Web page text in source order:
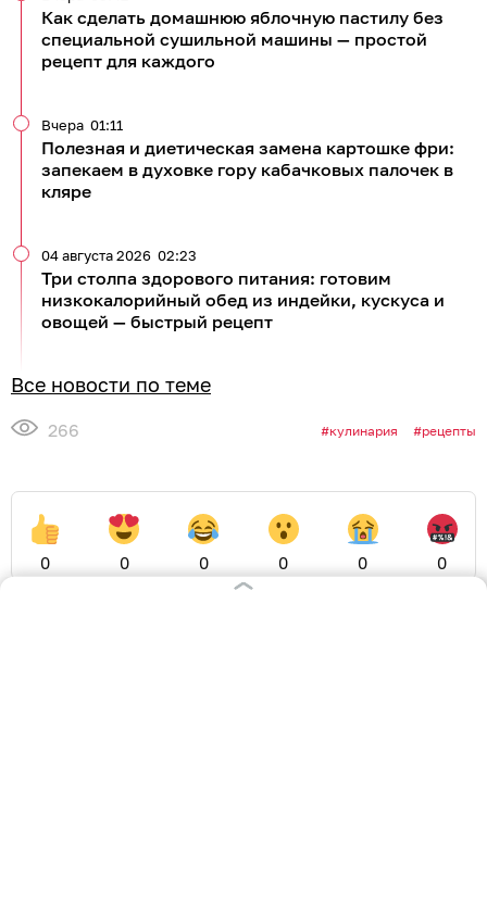
Как сделать домашнюю яблочную пастилу без
специальной сушильной машины — простой
рецепт для каждого
Полезная и диетическая замена картошке фри:
запекаем в духовке гору кабачковых палочек в
кляре
Вчера 01:11
Три столпа здорового питания: готовим
низкокалорийный обед из индейки, кускуса и
овощей — быстрый рецепт
04 августа 2026 02:23
Все новости по теме
266 кулинария рецепты
0 0 0 0 0 0